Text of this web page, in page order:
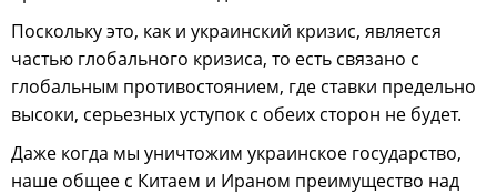
Поскольку это, как и украинский кризис, является
частью глобального кризиса, то есть связано с
глобальным противостоянием, где ставки предельно
высоки, серьезных уступок с обеих сторон не будет.
Даже когда мы уничтожим украинское государство,
наше общее с Китаем и Ираном преимущество над